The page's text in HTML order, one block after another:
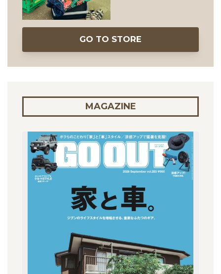
GO TO STORE
MAGAZINE